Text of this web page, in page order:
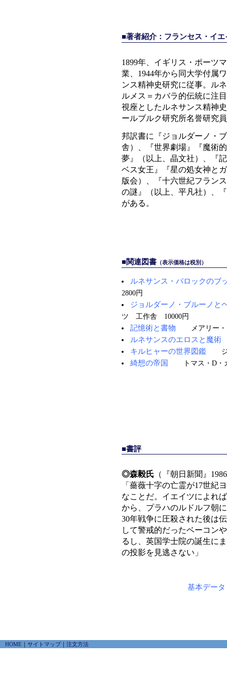
■著者紹介：フランセス・イ
1899年、イギリス・ポーツ
業、1944年から同大学付属
ンス精神史研究に従事。ル
ルメス＝カバラ的伝統に注
視座としたルネサンス精神
ールブルク研究所名誉研究
邦訳書に『ジョルダーノ・
舎）、『世界劇場』『魔術
夢』（以上、晶文社）、『
ベス女王』『星の処女神と
版会）、『十六世紀フラン
の謎』（以上、平凡社）、
がある。
■関連図書 （表示価格は税別）
ルネサンス・バロックのブ
2800円
ジョルダーノ・ブルーノと
ツ 工作舎 10000円
記憶術と書物 メアリー
ルネサンスのエロスと魔術
キルヒャーの世界図鑑
綺想の帝国 トマス・D
■書評
◎森毅氏 （『朝日新聞』
「薔薇十字の亡霊が17世紀
なことだ。イエイツによれ
から、プラハのルドルフ朝
30年戦争に圧殺された後は
して警戒的だったベーコン
るし、英国学士院の誕生に
の投影を見逃さない」
基本データ
HOME サイトマップ 注文方法